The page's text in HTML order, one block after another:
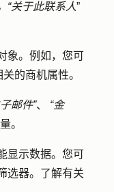
“关于此联系人”
象。例如，您可
的商机属性。
邮件”、
“金
。
显示数据。您可
选器。了解有关